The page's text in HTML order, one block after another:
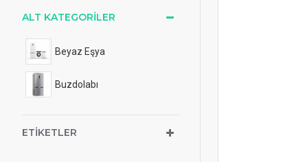
ALT KATEGORILER
Beyaz Eşya
Buzdolabı
ETIKETLER